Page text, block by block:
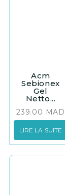
Acm
Sebionex
Gel
Netto...
239.00 MAD
LIRE LA SUITE